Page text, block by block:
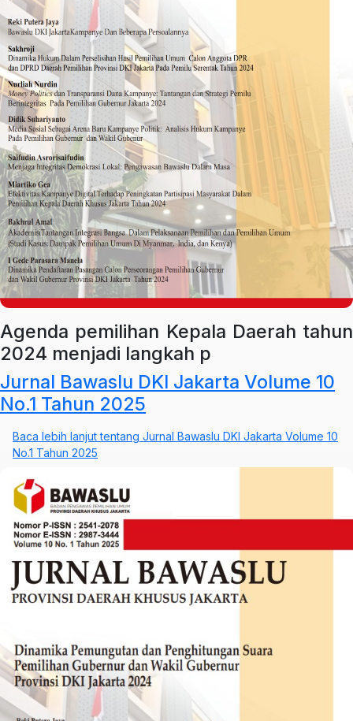
Agenda pemilihan Kepala Daerah tahun
2024 menjadi langkah p
Jurnal Bawaslu DKI Jakarta Volume 10
No.1 Tahun 2025
Baca lebih lanjuttentang Jurnal Bawaslu DKI Jakarta Volume 10
No.1 Tahun 2025